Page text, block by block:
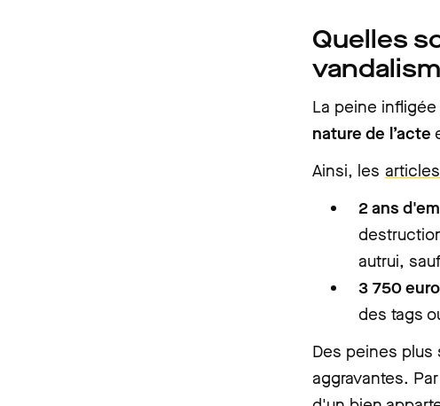
Quelles
La peine
nature de l’acte
Ainsi, les
2 ans
autrui,
3 750
des tags
Des peines plus
aggravantes.